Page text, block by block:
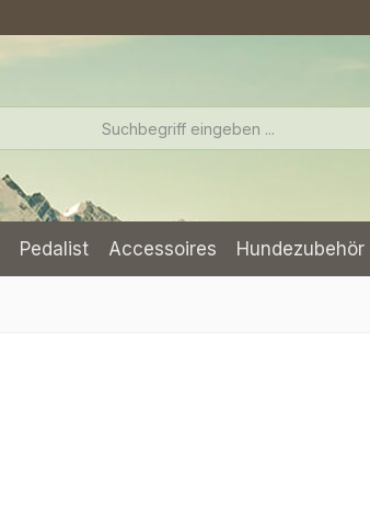
Pedalist Accessoires Hundezubehör